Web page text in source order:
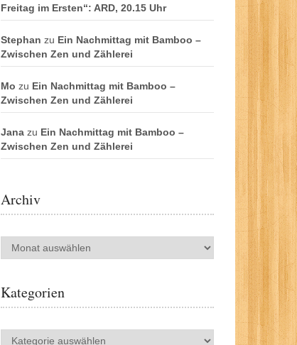
Freitag im Ersten“: ARD, 20.15 Uhr
Stephan zu Ein Nachmittag mit Bamboo –
Zwischen Zen und Zählerei
Mo zu Ein Nachmittag mit Bamboo –
Zwischen Zen und Zählerei
Jana zu Ein Nachmittag mit Bamboo –
Zwischen Zen und Zählerei
Archiv
Archiv
Kategorien
Kategorien